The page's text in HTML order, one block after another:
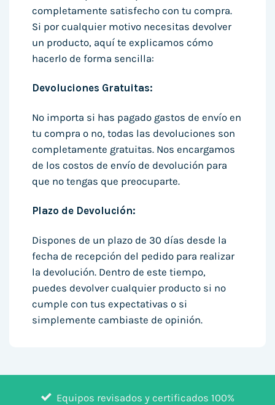
completamente satisfecho con tu compra.
Si por cualquier motivo necesitas devolver
un producto, aquí te explicamos cómo
hacerlo de forma sencilla:
Devoluciones Gratuitas:
No importa si has pagado gastos de envío en
tu compra o no, todas las devoluciones son
completamente gratuitas. Nos encargamos
de los costos de envío de devolución para
que no tengas que preocuparte.
Plazo de Devolución:
Dispones de un plazo de 30 días desde la
fecha de recepción del pedido para realizar
la devolución. Dentro de este tiempo,
puedes devolver cualquier producto si no
cumple con tus expectativas o si
simplemente cambiaste de opinión.
Equipos revisados y certificados 100%